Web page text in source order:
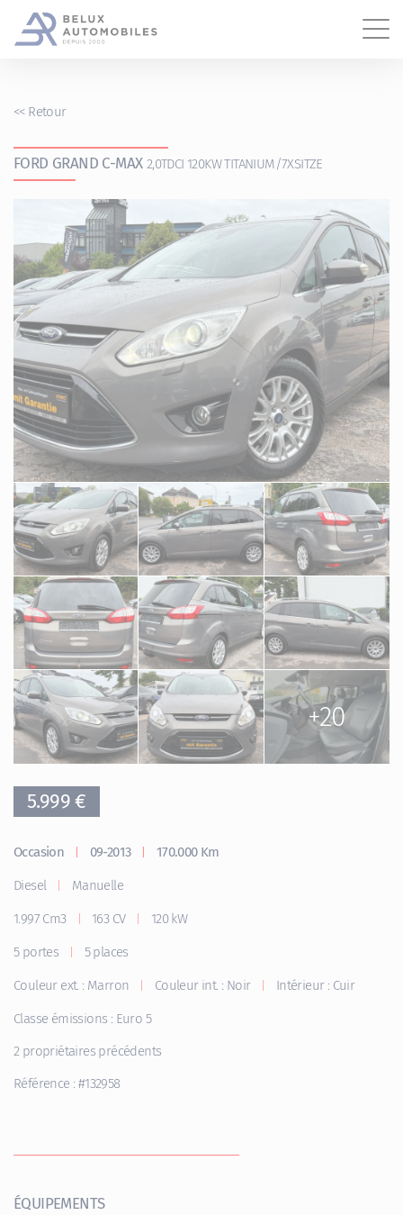
<< Retour
FORD GRAND C-MAX 2,0TDCI 120KW TITANIUM/7XSITZE
+20
5.999 €
Occasion 09-2013 170.000 Km
Diesel Manuelle
1.997 Cm3 163 CV 120 kW
5 portes 5 places
Couleur ext. : Marron Couleur int. : Noir Intérieur : Cuir
Classe émissions : Euro 5
2 propriétaires précédents
Référence : #132958
ÉQUIPEMENTS
Gestion des cookies